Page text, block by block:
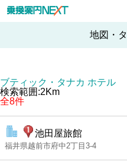
地図・
ブティック・タナカ ホテル
検索範囲:2Km
全8件
池田屋旅館
福井県越前市府中2丁目3-4